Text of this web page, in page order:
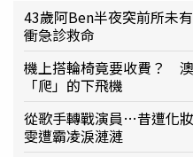
43歲阿Ben半夜突前所未
衝急診救命
機上搭輪椅竟要收費？
「爬」的下飛機
從歌手轉戰演員…昔遭化
雯遭霸凌淚漣漣